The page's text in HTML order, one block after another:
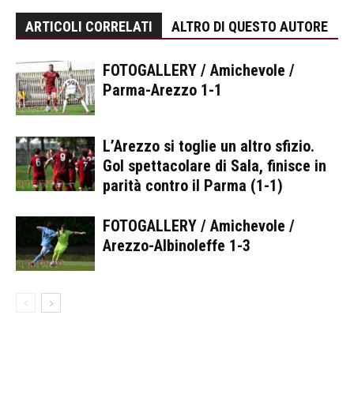
ARTICOLI CORRELATI ALTRO DI QUESTO AUTORE
FOTOGALLERY / Amichevole /
Parma-Arezzo 1-1
L’Arezzo si toglie un altro sfizio.
Gol spettacolare di Sala, finisce in
parità contro il Parma (1-1)
FOTOGALLERY / Amichevole /
Arezzo-Albinoleffe 1-3